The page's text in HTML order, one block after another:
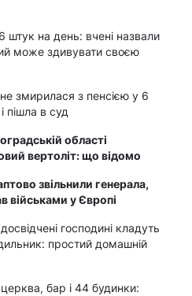
штук на день: вчені назвали
може здивувати своєю
змирилася з пенсією у 6
пішла в суд
області
вертоліт: що відомо
звільнили генерала,
військами у Європі
господині кладуть
простий домашній
бар і 44 будинки: